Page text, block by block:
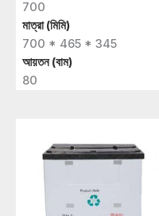
700
মাত্রা (মিমি)
700 * 465 * 345
আয়তন (বাম)
80